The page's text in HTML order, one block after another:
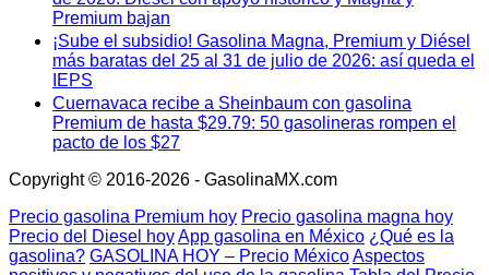
Premium bajan
¡Sube el subsidio! Gasolina Magna, Premium y Diésel
más baratas del 25 al 31 de julio de 2026: así queda el
IEPS
Cuernavaca recibe a Sheinbaum con gasolina
Premium de hasta $29.79: 50 gasolineras rompen el
pacto de los $27
Copyright © 2016-2026 - GasolinaMX.com
Precio gasolina Premium hoy Precio gasolina magna hoy
Precio del Diesel hoyApp gasolina en México ¿Qué es la
gasolina? GASOLINA HOY – Precio MéxicoAspectos